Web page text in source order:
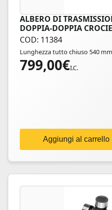
ALBERO DI
DOPPIA-DOPPIA
Y61
COD: 11384
Lunghezza tutto chiuso 540
799,00€I.C.
Aggiungi al carrello